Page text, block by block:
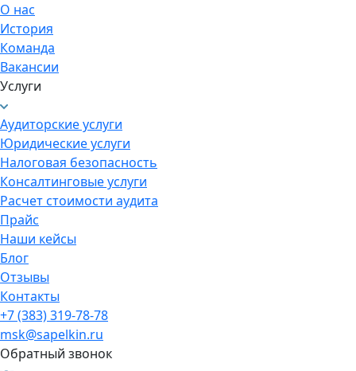
О нас
История
Команда
Вакансии
Услуги
Аудиторские услуги
Юридические услуги
Налоговая безопасность
Консалтинговые услуги
Расчет стоимости аудита
Прайс
Наши кейсы
Блог
Отзывы
Контакты
+7 (383) 319-78-78
msk@sapelkin.ru
Обратный звонок